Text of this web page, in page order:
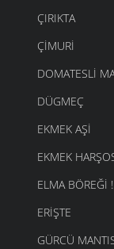
ÇIRIKTA
ÇIMURI
DOMATESLI
DÜGMEÇ
EKMEK AŞI
EKMEK
ELMA BÖREĞI
ERIŞTE
GÜRCÜ